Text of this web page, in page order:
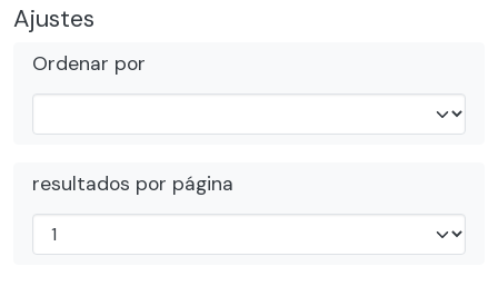
Ajustes
Ordenar por
resultados por página